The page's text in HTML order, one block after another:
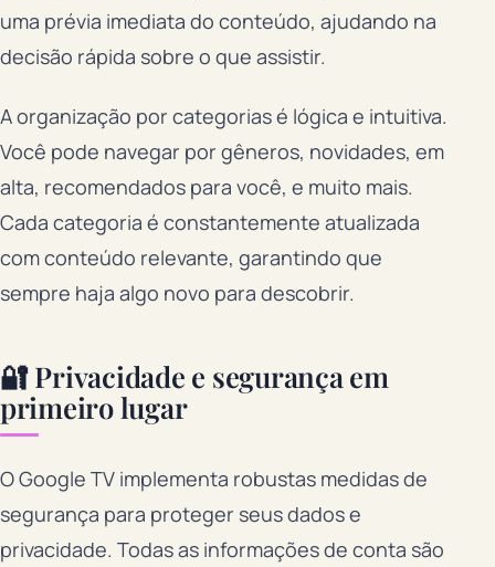
uma prévia imediata do conteúdo, ajudando na
decisão rápida sobre o que assistir.
A organização por categorias é lógica e intuitiva.
Você pode navegar por gêneros, novidades, em
alta, recomendados para você, e muito mais.
Cada categoria é constantemente atualizada
com conteúdo relevante, garantindo que
sempre haja algo novo para descobrir.
🔐 Privacidade e segurança em
primeiro lugar
O Google TV implementa robustas medidas de
segurança para proteger seus dados e
privacidade. Todas as informações de conta são